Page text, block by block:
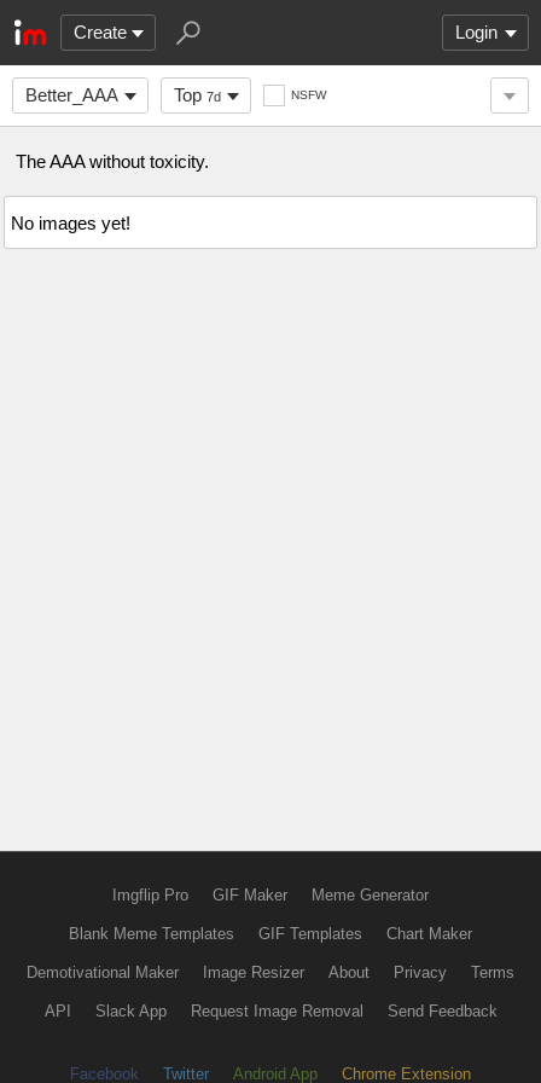
Create Login
Better_AAA Top 7d NSFW
‍‍‍‍‍‍‍‍‍‍‍‍‍‍‍‍‍‍‍‍‍‍‍‍‍‍‍‍‍‍‍‍‍‍‍‍‍‍‍‍‍‍‍‍‍‍‍‍‍‍‍‍‍‍‍‍‍‍‍‍‍‍‍‍‍‍‍‍‍‍‍‍‍‍‍‍‍‍‍‍‍‍‍‍‍‍‍‍‍‍‍‍‍‍‍‍‍‍‍‍‍‍‍‍‍‍‍‍‍‍‍‍The AAA without toxicity.
No images yet!
Imgflip Pro GIF Maker Meme Generator
Blank Meme Templates GIF Templates Chart Maker
Demotivational Maker Image Resizer About Privacy Terms
API Slack App Request Image Removal Send Feedback
Facebook Twitter Android App Chrome Extension